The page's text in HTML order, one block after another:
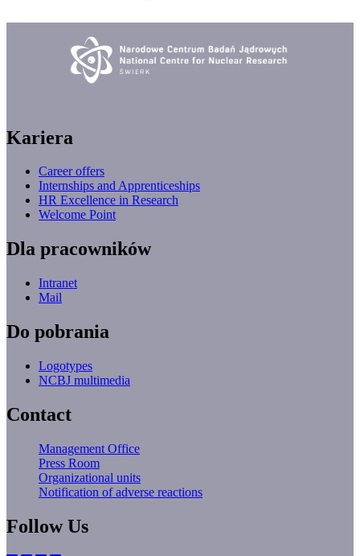
Kariera
Career offers
Internships and Apprenticeships
HR Excellence in Research
Welcome Point
Dla pracowników
Intranet
Mail
Do pobrania
Logotypes
NCBJ multimedia
Contact
Management Office
Press Room
Organizational units
Notification of adverse reactions
Follow Us